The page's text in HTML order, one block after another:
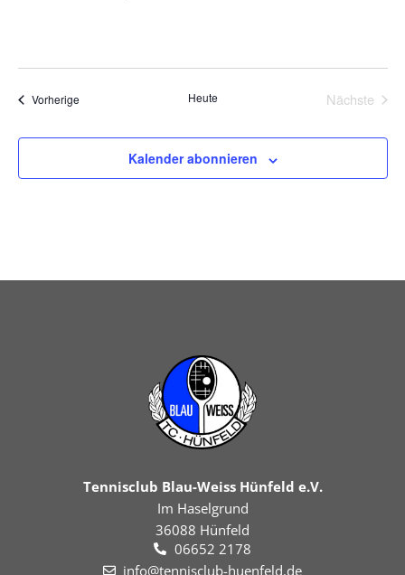
VorherigeVeranstaltungen Heute
Nächste
Kalender abonnieren
Tennisclub Blau-Weiss Hünfeld e.V.
Im Haselgrund
36088 Hünfeld
06652 2178
info@tennisclub-huenfeld.de